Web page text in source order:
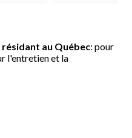
au Québec: pour
l'entretien et la